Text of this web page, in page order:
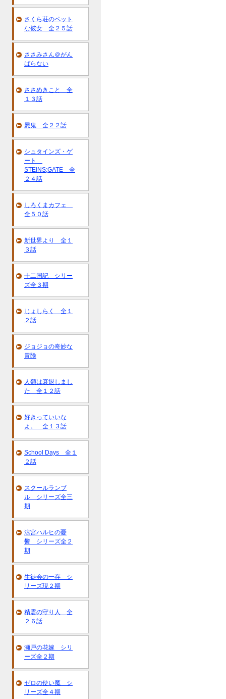
さくら荘のペット
な彼女 全２５話
ささみさん＠がん
ばらない
ささめきこと 全
１３話
屍鬼 全２２話
シュタインズ・ゲ
ート
STEINS;GATE 全
２４話
しろくまカフェ
全５０話
新世界より 全１
３話
十二国記 シリー
ズ全３期
じょしらく 全１
２話
ジョジョの奇妙な
冒険
人類は衰退しまし
た 全１２話
好きっていいな
よ。 全１３話
School Days 全１
２話
スクールランブ
ル シリーズ全三
期
涼宮ハルヒの憂
鬱 シリーズ全２
期
生徒会の一存 シ
リーズ現２期
精霊の守り人 全
２６話
瀬戸の花嫁 シリ
ーズ全２期
ゼロの使い魔 シ
リーズ全４期